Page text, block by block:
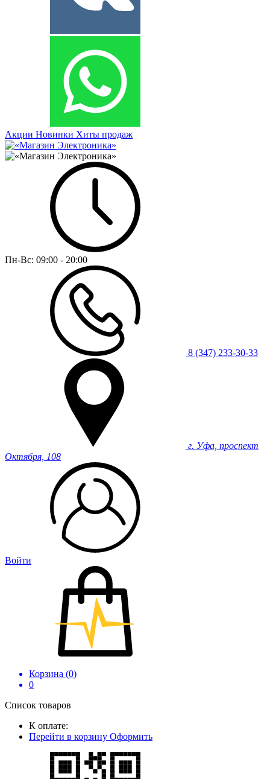
Акции Новинки Хиты продаж
Пн-Вс: 09:00 - 20:00
8 (347) 233-30-33
г. Уфа, проспект
Октября, 108
Войти
Корзина (0)
0
Список товаров
К оплате:
Перейти в корзину Оформить